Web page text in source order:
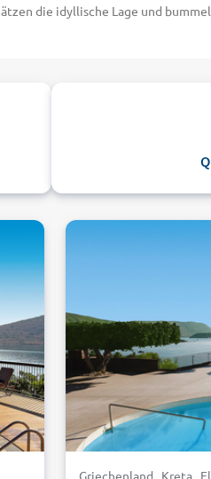
die idyllische Lage und
Sie bei alltours nach günstigen
Kinderpool. Es liegt nur 60 Meter
Fotomotive Kretas: den
Nicht weit vom Hafen
auf der sich die letzte
Griechenland . Kreta .